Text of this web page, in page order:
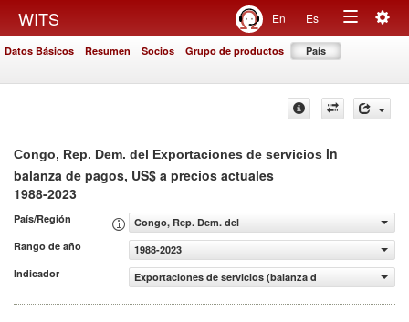
WITS En Es
Toggle
Datos Básicos Resumen Socios Grupo de productos País
Congo, Rep. Dem. del Exportaciones de servicios in
balanza de pagos, US$ a precios actuales
1988-2023
País/Región
Congo, Rep. Dem. del
Rango de año
1988-2023
Indicador
Exportaciones de servicios (balanza de pagos, US$ a